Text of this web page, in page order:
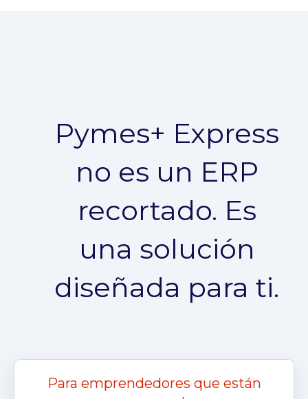
Pymes+ Express
no es un ERP
recortado. Es
una solución
diseñada para ti.
Para emprendedores que están